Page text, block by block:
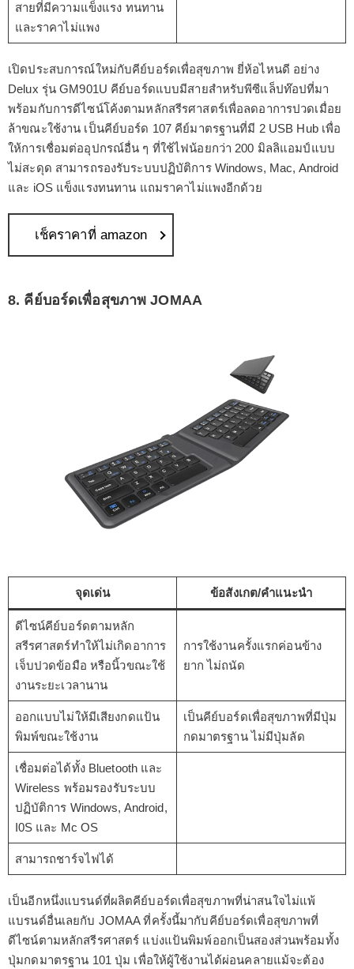
สายที่มีความแข็งแรง ทนทาน
และราคาไม่แพง
เปิดประสบการณ์ใหม่กับคีย์บอร์ดเพื่อสุขภาพ ยี่ห้อไหนดี อย่าง
Delux รุ่น GM901U คีย์บอร์ดแบบมีสายสำหรับพีซีแล็ปท๊อปที่มา
พร้อมกับการดีไซน์โค้งตามหลักสรีรศาสตร์เพื่อลดอาการปวดเมื่อย
ล้าขณะใช้งาน เป็นคีย์บอร์ด 107 คีย์มาตรฐานที่มี 2 USB Hub เพื่อ
ให้การเชื่อมต่ออุปกรณ์อื่น ๆ ที่ใช้ไฟน้อยกว่า 200 มิลลิแอมป์แบบ
ไม่สะดุด สามารถรองรับระบบปฏิบัติการ Windows, Mac, Android
และ iOS แข็งแรงทนทาน แถมราคาไม่แพงอีกด้วย
เช็คราคาที่ amazon
8. คีย์บอร์ดเพื่อสุขภาพ JOMAA
จุดเด่น ข้อสังเกต/คำแนะนำ
ดีไซน์คีย์บอร์ดตามหลัก
สรีรศาสตร์ทำให้ไม่เกิดอาการ
เจ็บปวดข้อมือ หรือนิ้วขณะใช้
งานระยะเวลานาน
การใช้งานครั้งแรกค่อนข้าง
ยาก ไม่ถนัด
ออกแบบไม่ให้มีเสียงกดแป้น
พิมพ์ขณะใช้งาน
เป็นคีย์บอร์ดเพื่อสุขภาพที่มีปุ่ม
กดมาตรฐาน ไม่มีปุ่มลัด
เชื่อมต่อได้ทั้ง Bluetooth และ
Wireless พร้อมรองรับระบบ
ปฏิบัติการ Windows, Android,
I0S และ Mc OS
สามารถชาร์จไฟได้
เป็นอีกหนึ่งแบรนด์ที่ผลิตคีย์บอร์ดเพื่อสุขภาพที่น่าสนใจไม่แพ้
แบรนด์อื่นเลยกับ JOMAA ที่ครั้งนี้มากับคีย์บอร์ดเพื่อสุขภาพที่
ดีไซน์ตามหลักสรีรศาสตร์ แบ่งแป้นพิมพ์ออกเป็นสองส่วนพร้อมทั้ง
ปุ่มกดมาตรฐาน 101 ปุ่ม เพื่อให้ผู้ใช้งานได้ผ่อนคลายแม้จะต้อง